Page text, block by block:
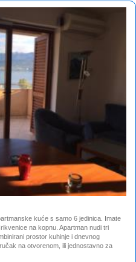
kuće s samo 6 jedinica. Imate
na kopnu. Apartman nudi tri
prostor kuhinje i dnevnog
na otvorenom, ili jednostavno za